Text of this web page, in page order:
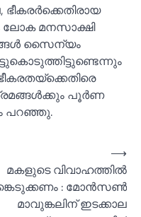
ലോക മനസാക്ഷി
സൈന്യം
പൂർണ
പറഞ്ഞു.
മകളുടെ വിവാഹത്തില്‍
: മോൻസണ്‍
മാവുങ്കലിന് ഇടക്കാല
⟶